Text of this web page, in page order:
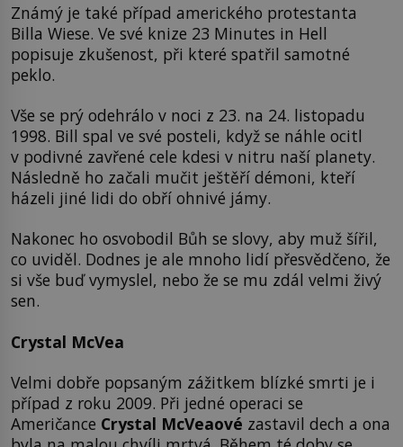
Známý je také případ amerického protestanta
Billa Wiese. Ve své knize 23 Minutes in Hell
popisuje zkušenost, při které spatřil samotné
peklo.
Vše se prý odehrálo v noci z 23. na 24. listopadu
1998. Bill spal ve své posteli, když se náhle ocitl
v podivné zavřené cele kdesi v nitru naší planety.
Následně ho začali mučit ještěří démoni, kteří
házeli jiné lidi do obří ohnivé jámy.
Nakonec ho osvobodil Bůh se slovy, aby muž šířil,
co uviděl. Dodnes je ale mnoho lidí přesvědčeno, že
si vše buď vymyslel, nebo že se mu zdál velmi živý
sen.
Crystal McVea
Velmi dobře popsaným zážitkem blízké smrti je i
případ z roku 2009. Při jedné operaci se
Američance Crystal McVeaové zastavil dech a ona